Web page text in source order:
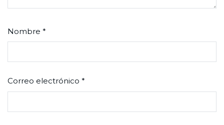
Nombre *
Correo electrónico *